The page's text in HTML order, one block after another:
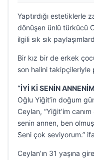
Yaptırdığı estetiklerle
dönüşen ünlü türkücü
ilgili sık sık
Bir kız bir de erkek
son halini takipçileriyle
“İYİ Kİ SENİN
Oğlu Yiğit’in doğum
Ceylan, “Yiğit’im
senin annen, ben
Seni çok seviyorum.”
Ceylan’ın 31 yaşına